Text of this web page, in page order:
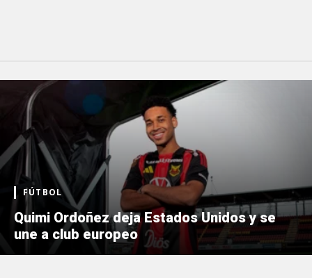
FÚTBOL
Quimi Ordoñez deja Estados Unidos y se
une a club europeo